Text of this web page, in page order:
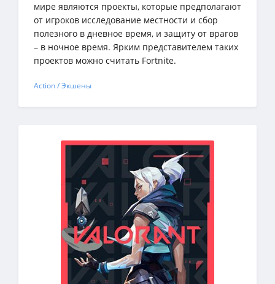
мире являются проекты, которые предполагают
от игроков исследование местности и сбор
полезного в дневное время, и защиту от врагов
– в ночное время. Ярким представителем таких
проектов можно считать Fortnite.
Action / Экшены